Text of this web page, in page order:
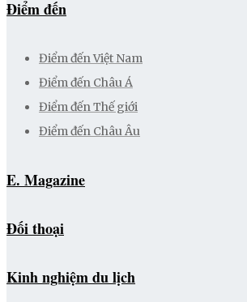
Điểm đến
Điểm đến Việt Nam
Điểm đến Châu Á
Điểm đến Thế giới
Điểm đến Châu Âu
E. Magazine
Đối thoại
Kinh nghiệm du lịch